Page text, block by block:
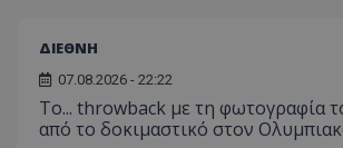
ΔΙΕΘΝΗ
07.08.2026 - 22:22
Το... throwback με τη φωτογραφία
από το δοκιμαστικό στον